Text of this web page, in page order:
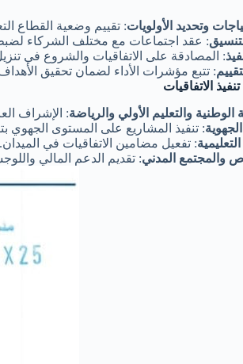
وتحديد الأولويات: تقييم وضعية القطاع
: عقد اجتماعات مع مختلف الشركاء
: المصادقة على الاتفاقيات والشروع في
: تتبع مؤشرات الأداء لضمان تحقيق
الاتفاقيات
الوطنية والتعليم الأولي والرياضة: الإشراف
: تنفيذ المشاريع على المستوى الجهوي
: تفعيل مضامين الاتفاقيات في الميدان.
والمجتمع المدني: تقديم الدعم المالي